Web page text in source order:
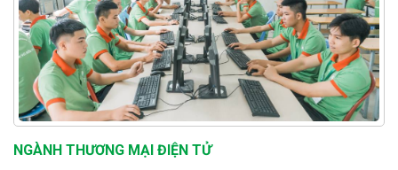
NGÀNH THƯƠNG MẠI ĐIỆN TỬ